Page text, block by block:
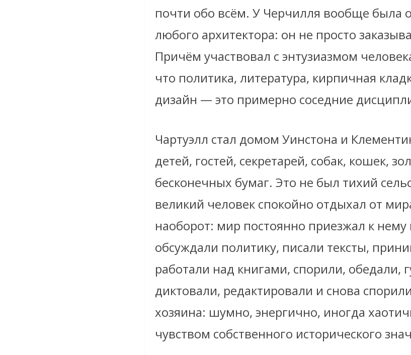
почти обо всём. У Черчилля вообще была
любого архитектора: он не просто
Причём участвовал с энтузиазмом
что политика, литература, кирпичная
дизайн — это примерно соседние
Чартуэлл стал домом Уинстона и
детей, гостей, секретарей, собак, кошек,
бесконечных бумаг. Это не был тихий
великий человек спокойно отдыхал от
наоборот: мир постоянно приезжал к нему
обсуждали политику, писали тексты,
работали над книгами, спорили, обедали,
диктовали, редактировали и снова
хозяина: шумно, энергично, иногда
чувством собственного исторического